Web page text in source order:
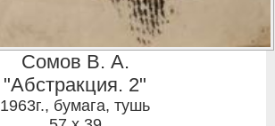
Сомов В. А.
"Абстракция. 2"
1963г., бумага, тушь